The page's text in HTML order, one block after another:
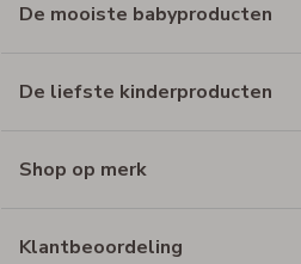
De mooiste babyproducten
De liefste kinderproducten
Shop op merk
Klantbeoordeling